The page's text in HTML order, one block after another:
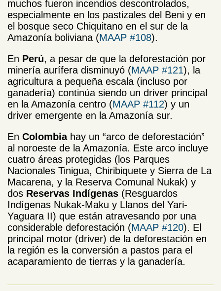
muchos fueron incendios descontrolados,
especialmente en los pastizales del Beni y en
el bosque seco Chiquitano en el sur de la
Amazonía boliviana (MAAP #108).
En Perú, a pesar de que la deforestación por
minería aurífera disminuyó (MAAP #121), la
agricultura a pequeña escala (incluso por
ganadería) continúa siendo un driver principal
en la Amazonía centro (MAAP #112) y un
driver emergente en la Amazonía sur.
En Colombiahay un “arco de deforestación”
al noroeste de la Amazonía. Este arco incluye
cuatro áreas protegidas (los Parques
Nacionales Tinigua, Chiribiquete y Sierra de La
Macarena, y la Reserva Comunal Nukak) y
dos Reservas Indígenas (Resguardos
Indígenas Nukak-Maku y Llanos del Yari-
Yaguara II) que están atravesando por una
considerable deforestación (MAAP #120). El
principal motor (driver) de la deforestación en
la región es la conversión a pastos para el
acaparamiento de tierras y la ganadería.